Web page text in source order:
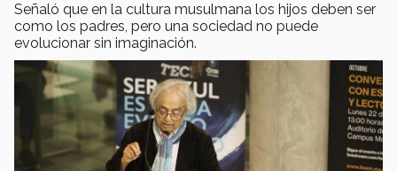
Señaló que en la cultura musulmana los hijos deben ser
como los padres, pero una sociedad no puede
evolucionar sin imaginación.